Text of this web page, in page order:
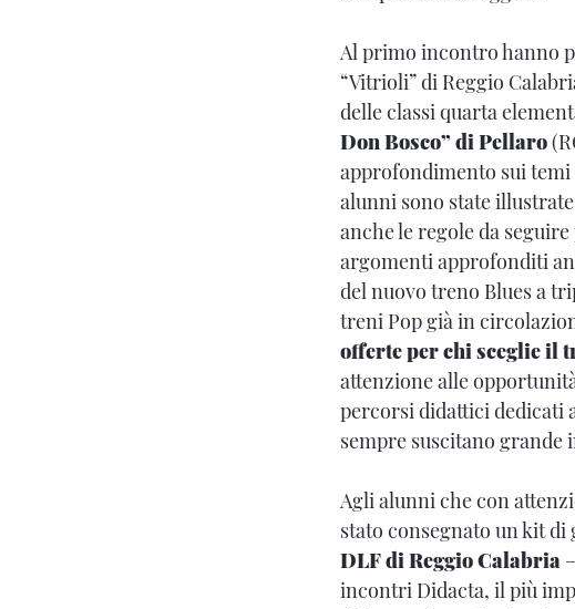
Al primo incontro hanno
“Vitrioli” di Reggio
delle classi quarta
Don Bosco” di Pellaro
approfondimento sui
alunni sono state
anche le regole da
argomenti approfonditi
del nuovo treno Blues a
treni Pop già in
offerte per chi sceglie il
attenzione alle
percorsi didattici dedicati
sempre suscitano grande
Agli alunni che con
stato consegnato un kit di
DLF di Reggio Calabria
incontri Didacta, il più